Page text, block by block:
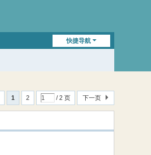
快捷导航
1 2 / 2 页 下一页